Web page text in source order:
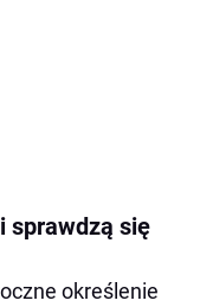
sprawdzą się
określenie